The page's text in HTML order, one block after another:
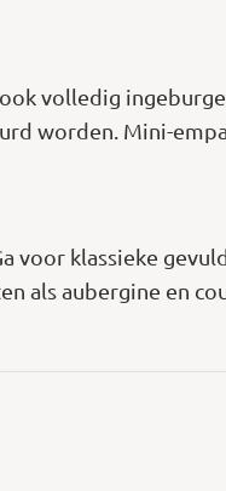
volledig
worden. Mini-
klassieke
als aubergine en